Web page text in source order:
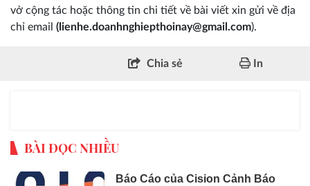
vở cộng tác hoặc thông tin chi tiết về bài viết xin gửi về địa
chỉ email (lienhe.doanhnghiepthoinay@gmail.com).
Chia sẻ In
BÀI ĐỌC NHIỀU
Báo Cáo của Cision Cảnh Báo